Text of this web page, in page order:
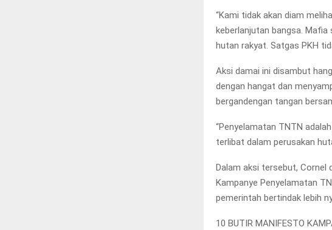
“Kami tidak akan diam
keberlanjutan bangsa. Mafia
hutan rakyat. Satgas PKH
Aksi damai ini disambut
dengan hangat dan
bergandengan tangan
“Penyelamatan TNTN
terlibat dalam perusakan
Dalam aksi tersebut, Cornel
Kampanye Penyelamatan
pemerintah bertindak lebih
10 BUTIR MANIFESTO